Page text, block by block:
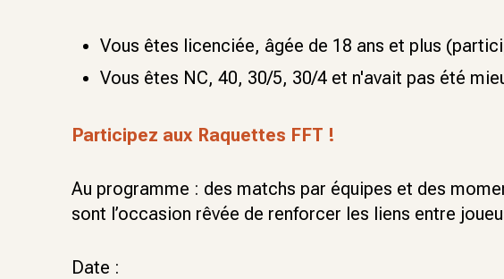
Vous êtes licenciée, âgée de 18 ans et plus
Vous êtes NC, 40, 30/5, 30/4 et n'avait pas été
Participez aux Raquettes FFT !
Au programme : des matchs par équipes et des
sont l’occasion rêvée de renforcer les liens entre
Date :